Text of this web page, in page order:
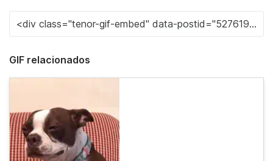
GIF relacionados